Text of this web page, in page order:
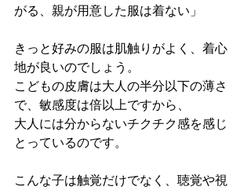
がる、親が用意した服は着ない」
きっと好みの服は肌触りがよく、着心
地が良いのでしょう。
こどもの皮膚は大人の半分以下の薄さ
で、敏感度は倍以上ですから、
大人には分からないチクチク感を感じ
とっているのです。
こんな子は触覚だけでなく、聴覚や視